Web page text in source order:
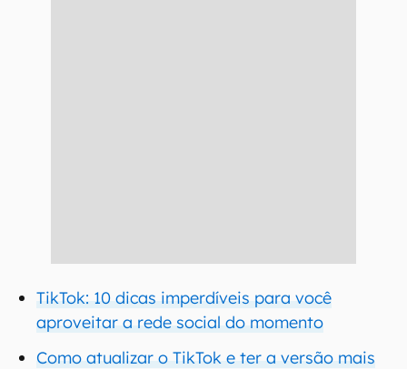
TikTok: 10 dicas imperdíveis para você
aproveitar a rede social do momento
Como atualizar o TikTok e ter a versão mais